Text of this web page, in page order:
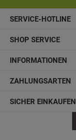
SERVICE-HOTLINE
SHOP SERVICE
INFORMATIONEN
ZAHLUNGSARTEN
SICHER EINKAUFEN